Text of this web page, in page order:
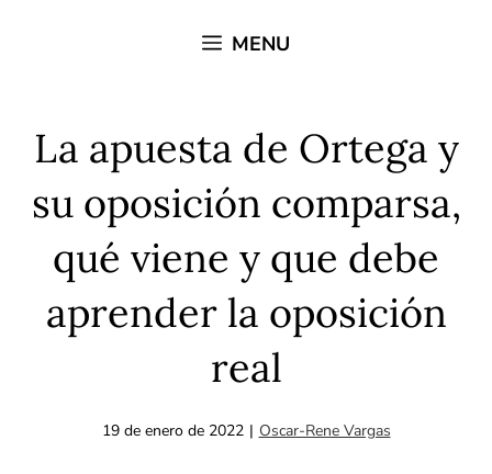
MENU
La apuesta de Ortega y
su oposición comparsa,
qué viene y que debe
aprender la oposición
real
19 de enero de 2022 | Oscar-Rene Vargas